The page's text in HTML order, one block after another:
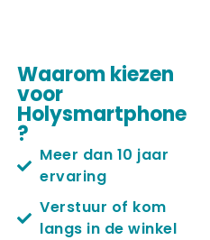
Waarom kiezen
voor
Holysmartphone
?
Meer dan 10 jaar
ervaring
Verstuur of kom
langs in de winkel